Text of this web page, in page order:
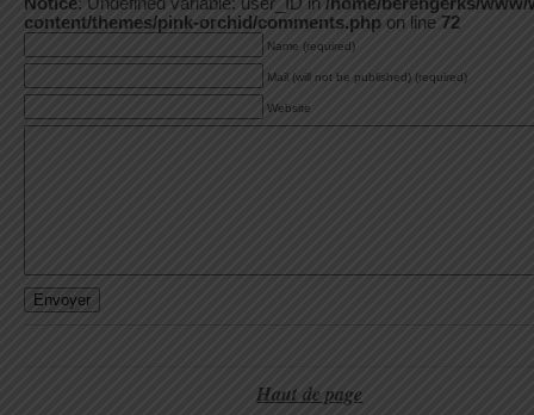
content/themes/pink-orchid/comments.php on line 72
Name (required)
Mail (will not be published) (required)
Website
Haut de page